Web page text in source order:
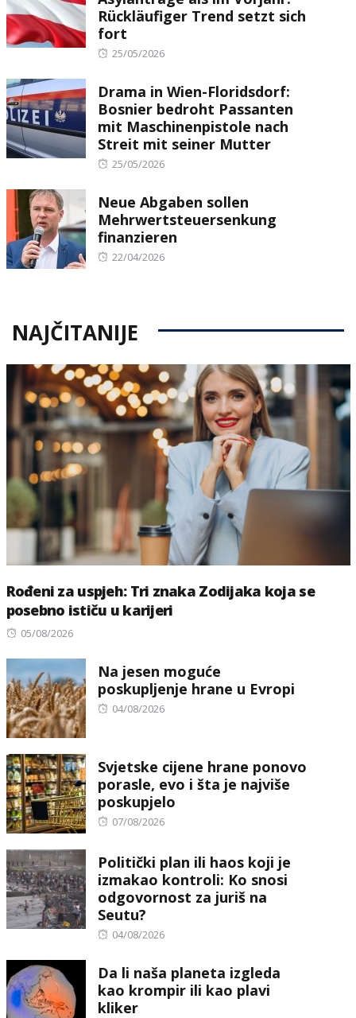
Rückläufiger Trend setzt sich
fort
Posted
25/05/2026
Drama in Wien-Floridsdorf:
Bosnier bedroht Passanten
mit Maschinenpistole nach
Streit mit seiner Mutter
Posted
25/05/2026
Neue Abgaben sollen
Mehrwertsteuersenkung
finanzieren
Posted
22/04/2026
NAJČITANIJE
Rođeni za uspjeh: Tri znaka Zodijaka koja se
posebno ističu u karijeri
Posted
05/08/2026
Na jesen moguće
poskupljenje hrane u Evropi
Posted
04/08/2026
Svjetske cijene hrane ponovo
porasle, evo i šta je najviše
poskupjelo
Posted
07/08/2026
Politički plan ili haos koji je
izmakao kontroli: Ko snosi
odgovornost za juriš na
Seutu?
Posted
04/08/2026
Da li naša planeta izgleda
kao krompir ili kao plavi
kliker